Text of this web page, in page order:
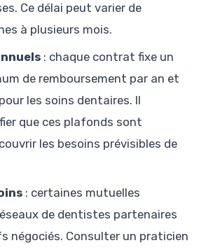
Ce délai peut varier de
à plusieurs mois.
: chaque contrat fixe un
de remboursement par an et
les soins dentaires. Il
que ces plafonds sont
les besoins prévisibles de
: certaines mutuelles
de dentistes partenaires
négociés. Consulter un praticien